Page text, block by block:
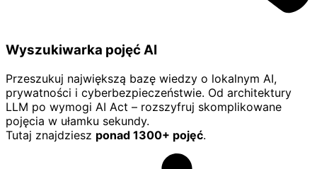
Wyszukiwarka pojęć AI
Przeszukuj największą bazę wiedzy o lokalnym AI,
prywatności i cyberbezpieczeństwie. Od architektury
LLM po wymogi AI Act – rozszyfruj skomplikowane
pojęcia w ułamku sekundy.
Tutaj znajdziesz ponad 1300+ pojęć.